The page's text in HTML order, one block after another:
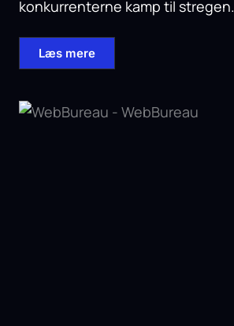
konkurrenterne kamp til stregen.
Læs mere